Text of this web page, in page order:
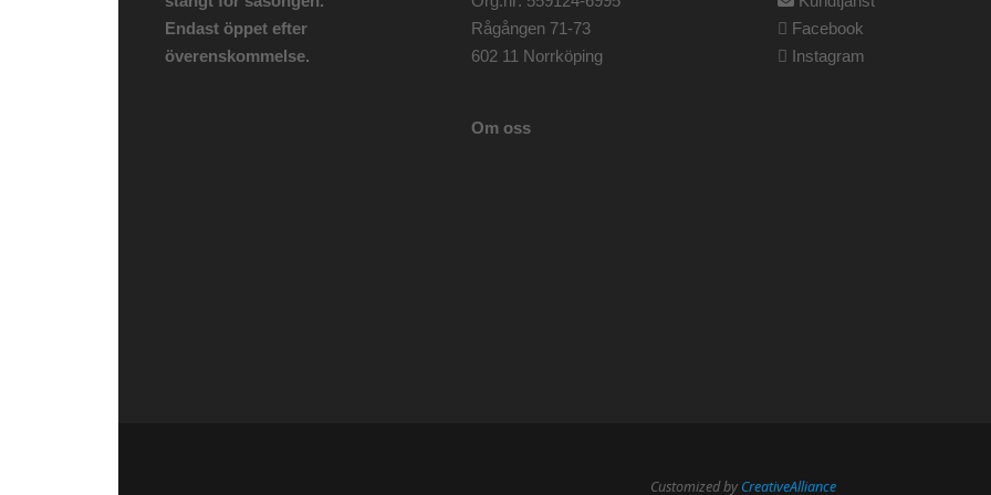
Endast öppet efter
överenskommelse.
Rågången 71-73
602 11 Norrköping
Om oss
Facebook
Instagram
Customized by CreativeAlliance